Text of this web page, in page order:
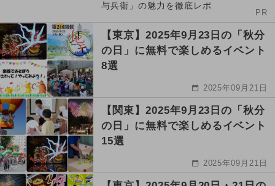
与兵衛」の魅力を徹底レポ
PR
【東京】2025年9月23日の「秋分
の日」に無料で楽しめるイベント
8選
2025年09月21日
【関東】2025年9月23日の「秋分
の日」に無料で楽しめるイベント
15選
2025年09月21日